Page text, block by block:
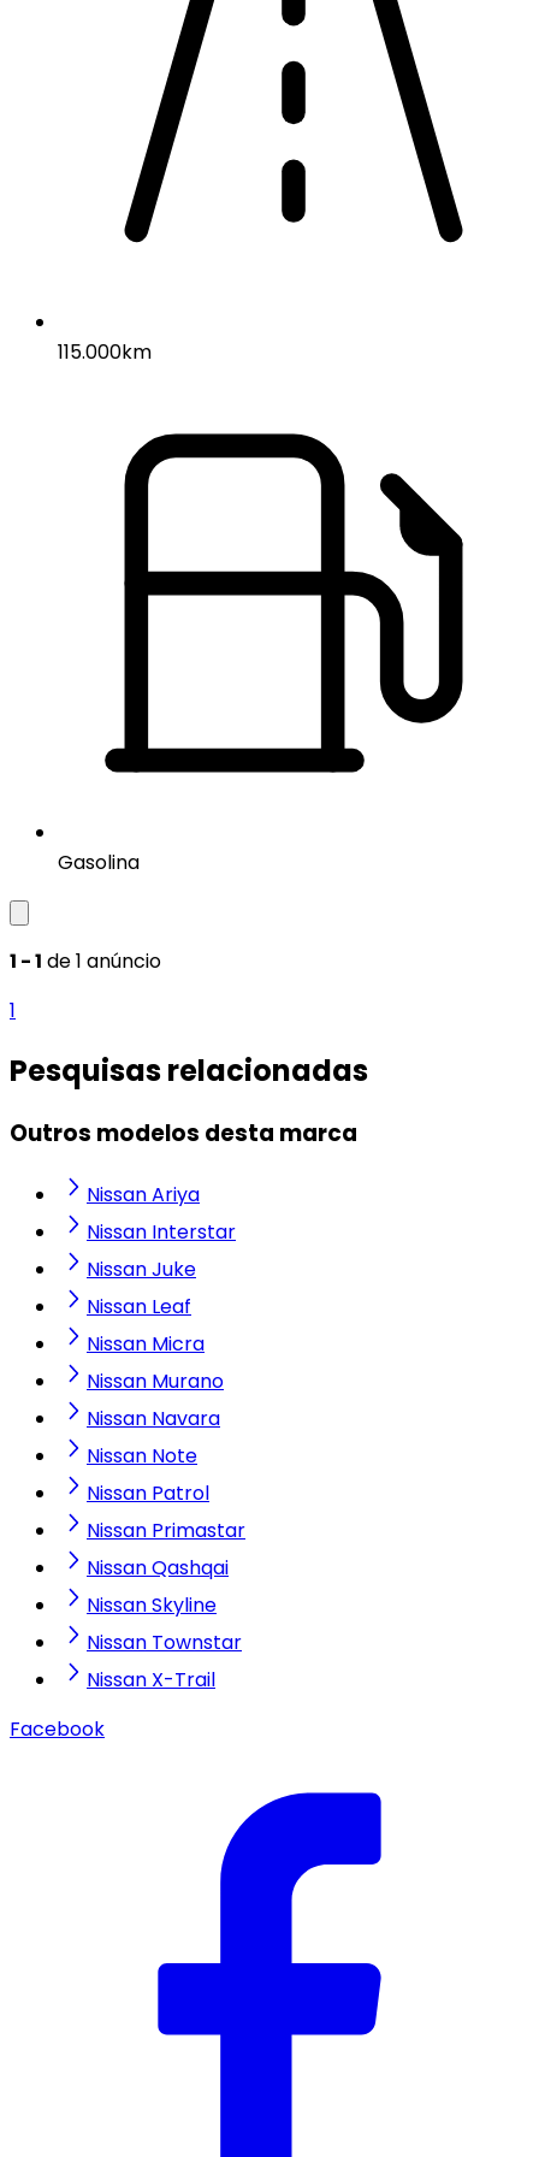
115.000km
Gasolina
1 - 1 de 1 anúncio
1
Pesquisas relacionadas
Outros modelos desta marca
Nissan Ariya
Nissan Interstar
Nissan Juke
Nissan Leaf
Nissan Micra
Nissan Murano
Nissan Navara
Nissan Note
Nissan Patrol
Nissan Primastar
Nissan Qashqai
Nissan Skyline
Nissan Townstar
Nissan X-Trail
Facebook